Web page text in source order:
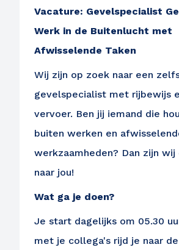
Vacature: Gevelspecialist
Werk in de Buitenlucht met
Afwisselende Taken
Wij zijn op zoek naar een
gevelspecialist met rijbewijs
vervoer. Ben jij iemand die
buiten werken en
werkzaamheden? Dan zijn
naar jou!
Wat ga je doen?
Je start dagelijks om 05.30
met je collega's rijd je naar de